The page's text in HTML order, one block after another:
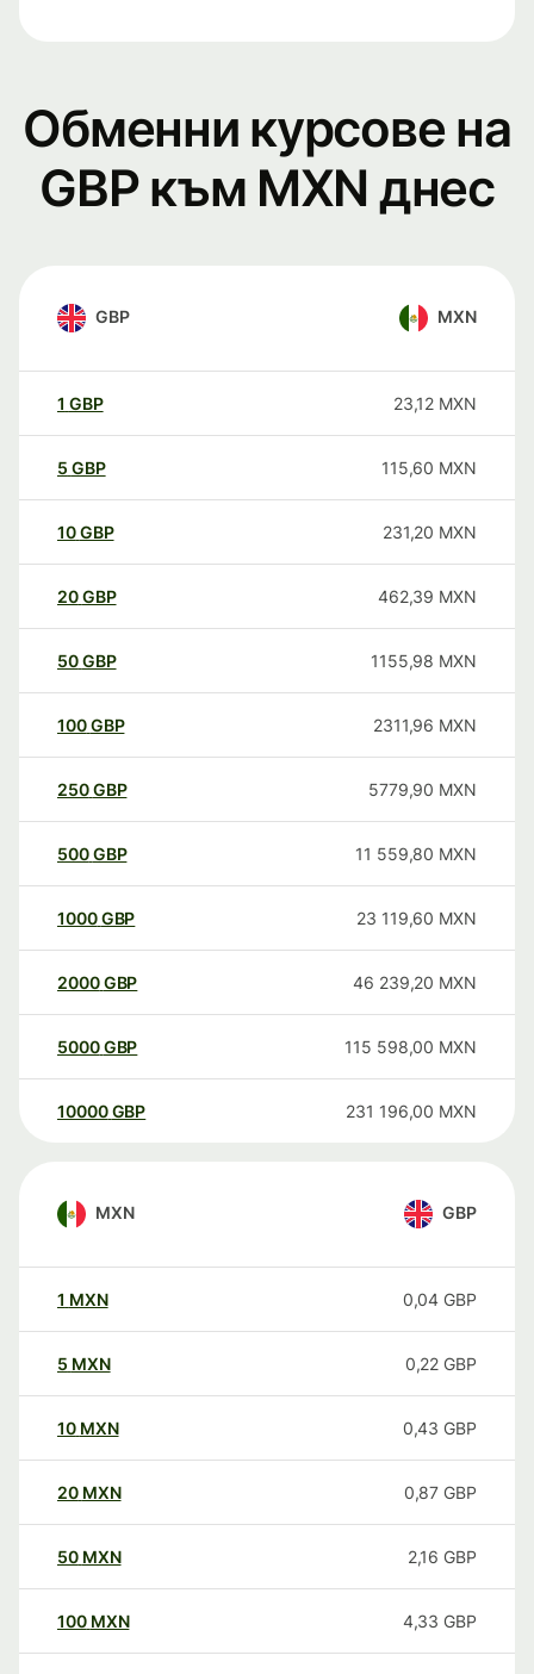
Обменни курсове на
GBP към MXN днес
GBP MXN
1 GBP 23,12 MXN
5 GBP 115,60 MXN
10GBP 231,20 MXN
20GBP 462,39 MXN
50GBP 1155,98 MXN
100GBP 2311,96 MXN
250GBP 5779,90 MXN
500GBP 11 559,80 MXN
1000GBP 23 119,60 MXN
2000GBP 46 239,20 MXN
5000GBP 115 598,00 MXN
10000 GBP 231 196,00 MXN
MXN GBP
1 MXN 0,04 GBP
5 MXN 0,22 GBP
10 MXN 0,43 GBP
20 MXN 0,87 GBP
50 MXN 2,16 GBP
100 MXN 4,33 GBP